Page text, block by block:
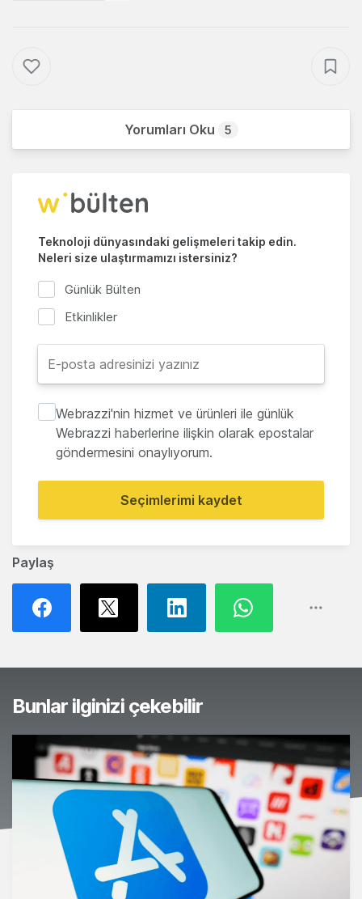
Paylaş
Yorumları Oku 5
Teknoloji dünyasındaki gelişmeleri takip edin.
Neleri size ulaştırmamızı istersiniz?
Günlük Bülten
Etkinlikler
Webrazzi'nin hizmet ve ürünleri ile günlük
Webrazzi haberlerine ilişkin olarak epostalar
göndermesini onaylıyorum.
Seçimlerimi kaydet
Bunlar ilginizi çekebilir